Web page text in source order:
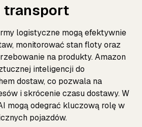
transport
logistyczne mogą efektywnie
monitorować stan floty oraz
na produkty. Amazon
inteligencji do
dostaw, co pozwala na
i skrócenie czasu dostawy. W
mogą odegrać kluczową rolę w
pojazdów.